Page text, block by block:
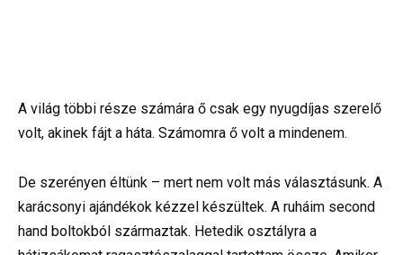
A világ többi része számára ő csak egy nyugdíjas szerelő
volt, akinek fájt a háta. Számomra ő volt a mindenem.
De szerényen éltünk – mert nem volt más választásunk. A
karácsonyi ajándékok kézzel készültek. A ruháim second
hand boltokból származtak. Hetedik osztályra a